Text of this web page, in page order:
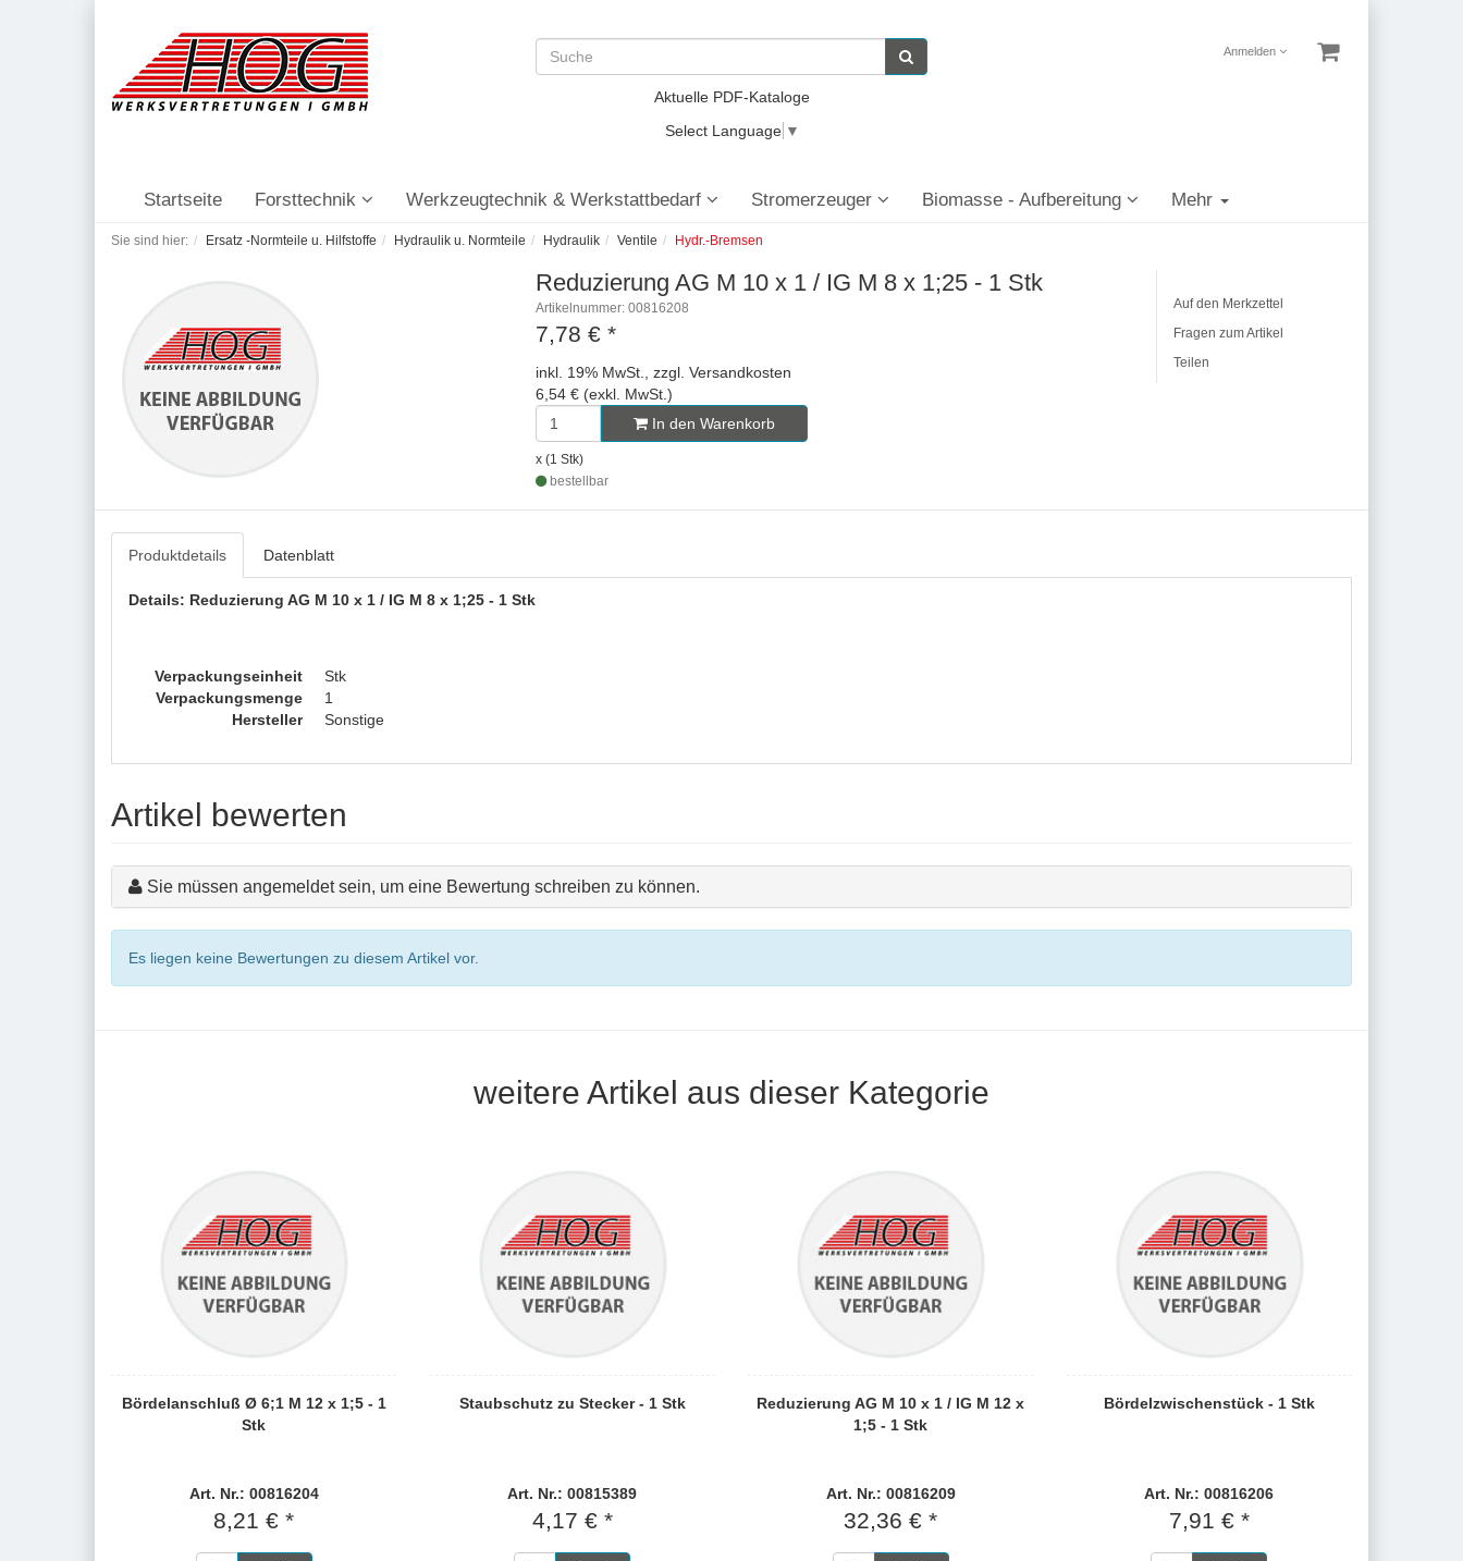
Anmelden
Aktuelle PDF-Kataloge
Select Language ▼
Startseite Forsttechnik Werkzeugtechnik & Werkstattbedarf Stromerzeuger Biomasse - Aufbereitung Mehr
Sie sind hier: Ersatz -Normteile u. Hilfstoffe Hydraulik u. Normteile Hydraulik Ventile Hydr.-Bremsen
Reduzierung AG M 10 x 1 / IG M 8 x 1;25 - 1 Stk
Artikelnummer: 00816208
7,78 € *
inkl. 19% MwSt., zzgl. Versandkosten
6,54 € (exkl. MwSt.)
In den Warenkorb
x (1 Stk)
bestellbar
Auf den Merkzettel
Fragen zum Artikel
Teilen
Produktdetails Datenblatt
Details: Reduzierung AG M 10 x 1 / IG M 8 x 1;25 - 1 Stk
Verpackungseinheit
Stk
Verpackungsmenge
1
Hersteller
Sonstige
Artikel bewerten
Sie müssen angemeldet sein, um eine Bewertung schreiben zu können.
Es liegen keine Bewertungen zu diesem Artikel vor.
weitere Artikel aus dieser Kategorie
Bördelanschluß Ø 6;1 M 12 x 1;5 - 1
Stk
Art. Nr.: 00816204
8,21 € *
Staubschutz zu Stecker - 1 Stk
Art. Nr.: 00815389
4,17 € *
Reduzierung AG M 10 x 1 / IG M 12 x
1;5 - 1 Stk
Art. Nr.: 00816209
32,36 € *
Bördelzwischenstück - 1 Stk
Art. Nr.: 00816206
7,91 € *